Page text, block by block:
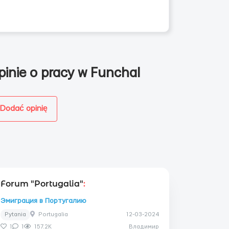
o pracy w Funchal
Dodać opinię
Forum "Portugalia":
Эмиграция в Португалию
Pytania Portugalia 12-03-2024
1 1 157.2K Владимир